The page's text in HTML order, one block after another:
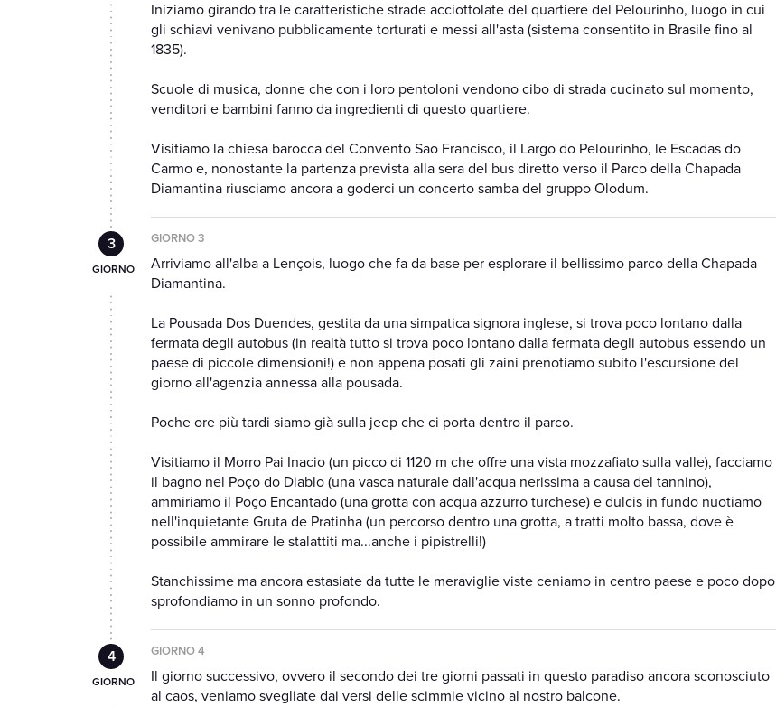
Iniziamo girando tra le caratteristiche strade acciottolate del quartiere del Pelourinho, luogo in cui
gli schiavi venivano pubblicamente torturati e messi all'asta (sistema consentito in Brasile fino al
1835).
Scuole di musica, donne che con i loro pentoloni vendono cibo di strada cucinato sul momento,
venditori e bambini fanno da ingredienti di questo quartiere.
Visitiamo la chiesa barocca del Convento Sao Francisco, il Largo do Pelourinho, le Escadas do
Carmo e, nonostante la partenza prevista alla sera del bus diretto verso il Parco della Chapada
Diamantina riusciamo ancora a goderci un concerto samba del gruppo Olodum.
GIORNO 3
Arriviamo all'alba a Lençois, luogo che fa da base per esplorare il bellissimo parco della Chapada
Diamantina.
La Pousada Dos Duendes, gestita da una simpatica signora inglese, si trova poco lontano dalla
fermata degli autobus (in realtà tutto si trova poco lontano dalla fermata degli autobus essendo un
paese di piccole dimensioni!) e non appena posati gli zaini prenotiamo subito l'escursione del
giorno all'agenzia annessa alla pousada.
Poche ore più tardi siamo già sulla jeep che ci porta dentro il parco.
Visitiamo il Morro Pai Inacio (un picco di 1120 m che offre una vista mozzafiato sulla valle), facciamo
il bagno nel Poço do Diablo (una vasca naturale dall'acqua nerissima a causa del tannino),
ammiriamo il Poço Encantado (una grotta con acqua azzurro turchese) e dulcis in fundo nuotiamo
nell'inquietante Gruta de Pratinha (un percorso dentro una grotta, a tratti molto bassa, dove è
possibile ammirare le stalattiti ma...anche i pipistrelli!)
Stanchissime ma ancora estasiate da tutte le meraviglie viste ceniamo in centro paese e poco dopo
sprofondiamo in un sonno profondo.
GIORNO 4
Il giorno successivo, ovvero il secondo dei tre giorni passati in questo paradiso ancora sconosciuto
al caos, veniamo svegliate dai versi delle scimmie vicino al nostro balcone.